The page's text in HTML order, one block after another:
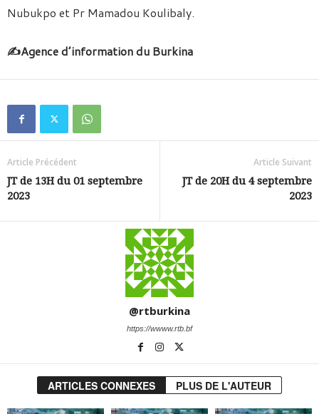
Nubukpo et Pr Mamadou Koulibaly.
✍️Agence d’information du Burkina
Article Précédent
JT de 13H du 01 septembre
2023
Article Suivant
JT de 20H du 4 septembre
2023
@rtburkina
https://wwww.rtb.bf
ARTICLES CONNEXES PLUS DE L'AUTEUR